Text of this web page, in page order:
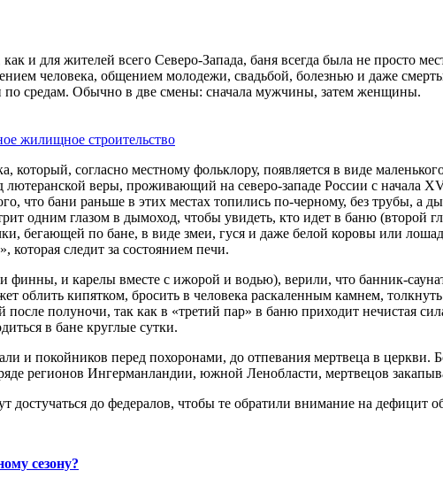
и для жителей всего Северо-Запада, баня всегда была не прос­то
человека, общением молодежи, свадьбой, болезнью и даже
по средам. Обычно в две смены: сначала мужчины, затем женщины.
жилищное строительство
согласно местному фольк­лору, появляется в виде
веры, проживающий на северо-западе России с начала
что бани раньше в этих местах топились по‑черному, без трубы,
одним глазом в дымоход, чтобы увидеть, кто идет в баню (второй
бегающей по бане, в виде змеи, гуся и даже белой коровы или
следит за состоянием печи.
и карелы вместе с ижорой и водью), верили, что банник-
облить кипятком, бросить в человека раскаленным камнем,
после полуночи, так как в «третий пар» в баню приходит нечистая
в бане круглые сутки.
и покойников перед похоронами, до отпевания мертвеца в церкви.
регионов Ингерманландии, южной Лен­области, мертвецов
достучаться до федералов, чтобы те обратили внимание на
сезону?